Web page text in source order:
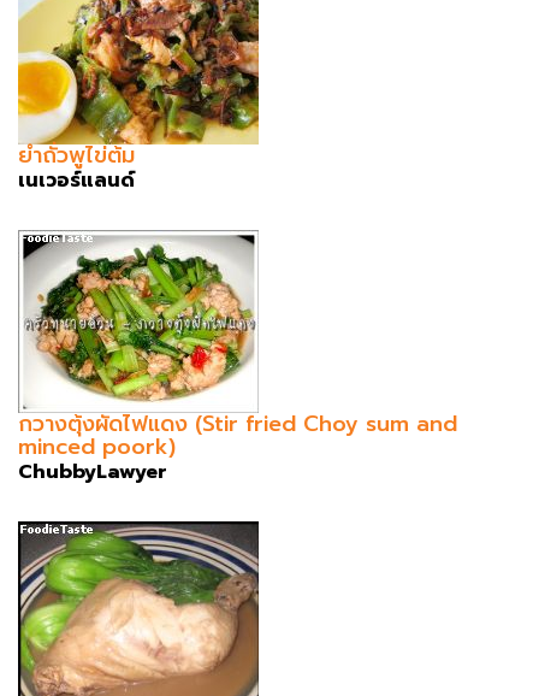
ยำถั่วพูไข่ต้ม
เนเวอร์แลนด์
กวางตุ้งผัดไฟแดง (Stir fried Choy sum and
minced poork)
ChubbyLawyer